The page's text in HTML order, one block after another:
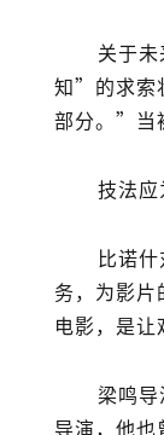
关于
知”的求索
部分。”
技法
比诺
务，为影
电影，是
梁鸣
导演，他